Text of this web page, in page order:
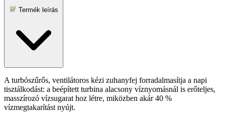
Termék leírás
A turbószűrős, ventilátoros kézi zuhanyfej forradalmasítja a napi
tisztálkodást: a beépített turbina alacsony víznyomásnál is erőteljes,
masszírozó vízsugarat hoz létre, miközben akár 40 %
vízmegtakarítást nyújt.